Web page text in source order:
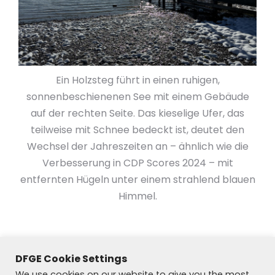
Ein Holzsteg führt in einen ruhigen,
sonnenbeschienenen See mit einem Gebäude
auf der rechten Seite. Das kieselige Ufer, das
teilweise mit Schnee bedeckt ist, deutet den
Wechsel der Jahreszeiten an – ähnlich wie die
Verbesserung in CDP Scores 2024 – mit
entfernten Hügeln unter einem strahlend blauen
Himmel.
DFGE Cookie Settings